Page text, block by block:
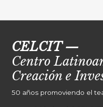
CELCIT—
Centro
Creación e
50 años promoviendo el